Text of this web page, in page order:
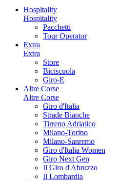
Hospitality
Hospitality
Pacchetti
Tour Operator
Extra
Extra
Store
Biciscuola
Giro-E
Altre Corse
Altre Corse
Giro d'Italia
Strade Bianche
Tirreno Adriatico
Milano-Torino
Milano-Sanremo
Giro d'Italia Women
Giro Next Gen
Il Giro d'Abruzzo
Il Lombardia